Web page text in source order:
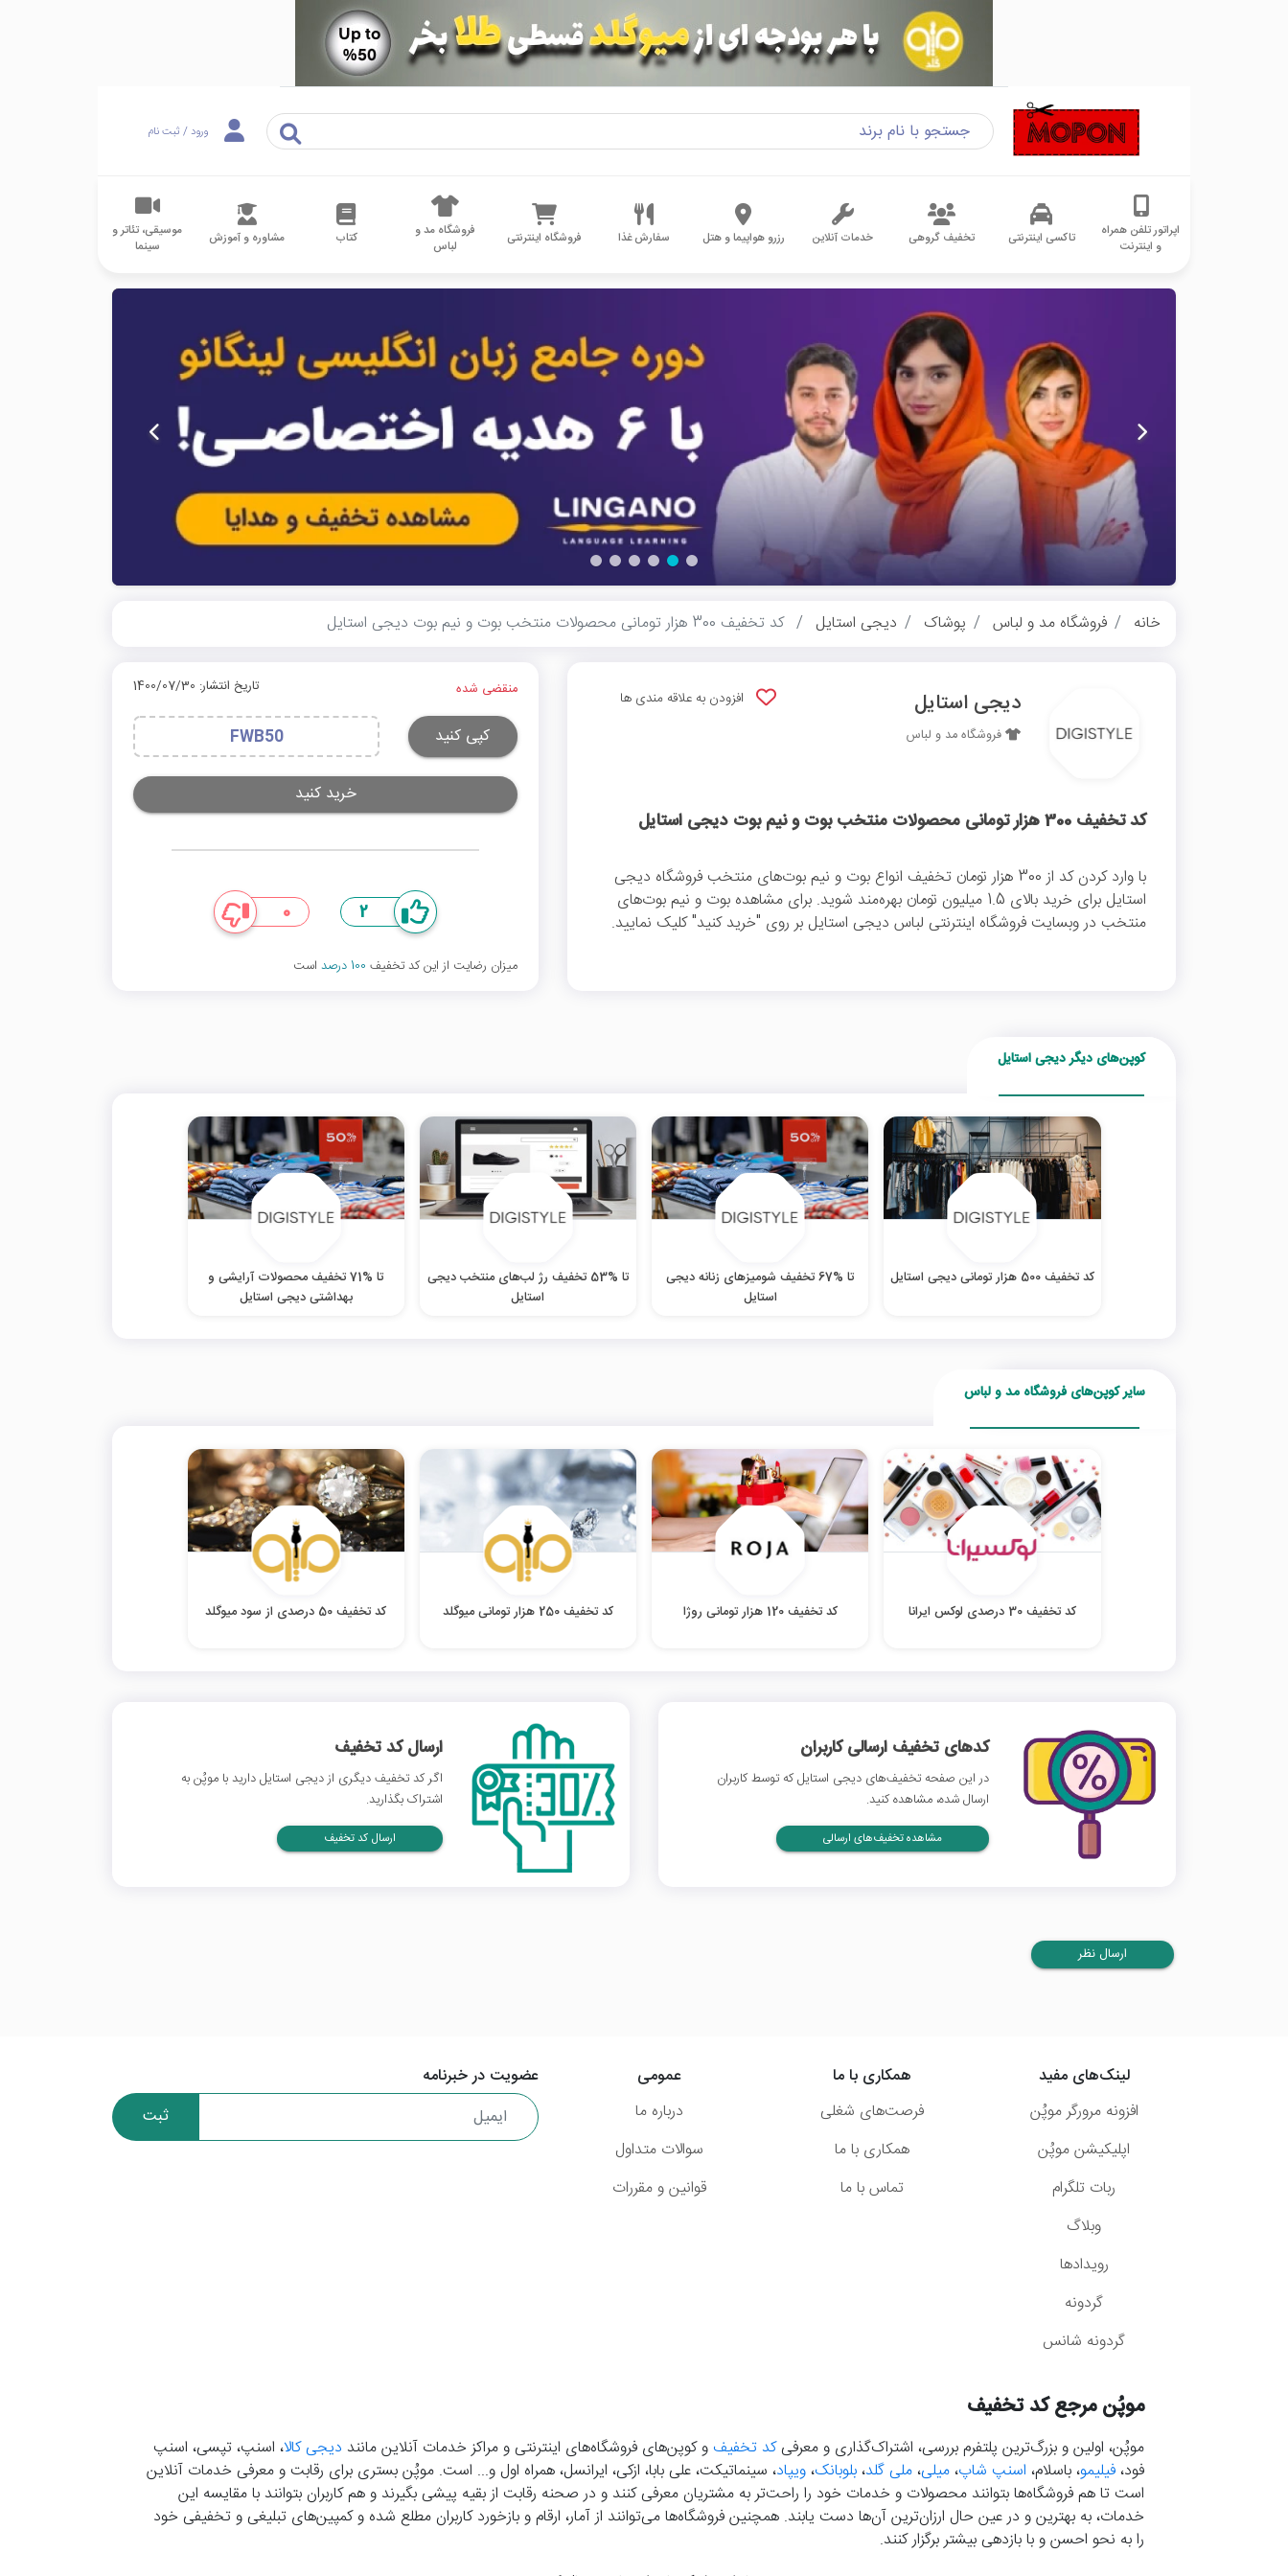
ورود / ثبت نام
اپراتور تلفن همراه
و اینترنت
تاکسی اینترنتی تخفیف گروهی خدمات آنلاین رزرو هواپیما و هتل سفارش غذا فروشگاه اینترنتی
فروشگاه مد و
لباس
کتاب مشاوره و آموزش
موسیقی، تئاتر و
سینما
خانه فروشگاه مد و لباس پوشاک دیجی استایل کد تخفیف 300 هزار تومانی محصولات منتخب بوت و نیم بوت دیجی استایل
دیجی استایل
فروشگاه مد و لباس
افزودن به علاقه مندی ها
کد تخفیف 300 هزار تومانی محصولات منتخب بوت و نیم بوت دیجی استایل
با وارد کردن کد از 300 هزار تومان تخفیف انواع بوت و نیم بوت‌های منتخب فروشگاه دیجی
استایل برای خرید بالای 1.5 میلیون تومان بهره‌مند شوید. برای مشاهده بوت و نیم بوت‌‌های
منتخب در وبسایت فروشگاه اینترنتی لباس دیجی استایل بر روی "خرید کنید" کلیک نمایید.
منقضی شده تاریخ انتشار: 1400/07/30
کپی کنید FWB50
خرید کنید
2
0
میزان رضایت از این کد تخفیف 100 درصد است
کوپن‌های دیگر دیجی استایل
کد تخفیف 500 هزار تومانی دیجی استایل
تا %67 تخفیف شومیزهای زنانه دیجی
استایل
تا %53 تخفیف رژ لب‌های منتخب دیجی
استایل
تا %71 تخفیف محصولات آرایشی و
بهداشتی دیجی استایل
سایر کوپن‌های فروشگاه مد و لباس
کد تخفیف 30 درصدی لوکس ایرانا کد تخفیف 120 هزار تومانی روژا کد تخفیف 250 هزار تومانی میوگلد کد تخفیف 50 درصدی از سود میوگلد
کدهای تخفیف ارسالی کاربران
در این صفحه تخفیف‌های دیجی استایل که توسط کاربران
ارسال شده، مشاهده کنید.
مشاهده تخفیف‌های ارسالی
ارسال کد تخفیف
اگر کد تخفیف دیگری از دیجی استایل دارید با موپُن به
اشتراک بگذارید.
ارسال کد تخفیف
ارسال نظر
عضویت در خبرنامه
ثبت
لینک‌های مفید
افزونه مرورگر موپُن
اپلیکیشن موپُن
ربات تلگرام
وبلاگ
رویدادها
گردونه
گردونه شانس
همکاری با ما
فرصت‌های شغلی
همکاری با ما
تماس با ما
عمومی
درباره ما
سوالات متداول
قوانین و مقررات
موپُن مرجع کد تخفیف
موپُن، اولین و بزرگ‌ترین پلتفرم بررسی، اشتراک‌گذاری و معرفیکد تخفیفو کوپن‌های فروشگاه‌های اینترنتی و مراکز خدمات آنلاین مانند دیجی کالا، اسنپ، تپسی، اسنپ
فود، فیلیمو، باسلام، اسنپ شاپ، میلی، ملی گلد، بلوبانک، ویپاد، سینماتیکت، علی بابا، ازکی، ایرانسل، همراه اول و... است. موپُن بستری برای رقابت و معرفی خدمات آنلاین
است تا هم فروشگاه‌ها بتوانند محصولات و خدمات خود را راحت‌تر به مشتریان معرفی کنند و در صحنه رقابت از بقیه پیشی بگیرند و هم کاربران بتوانند با مقایسه این
خدمات، به بهترین و در عین حال ارزان‌ترین آن‌ها دست‌ یابند. همچنین فروشگاه‌ها می‌توانند از آمار، ارقام و بازخورد کاربران مطلع شده و کمپین‌های تبلیغی و تخفیفی خود
را به نحو احسن و با بازدهی بیشتر برگزار کنند.